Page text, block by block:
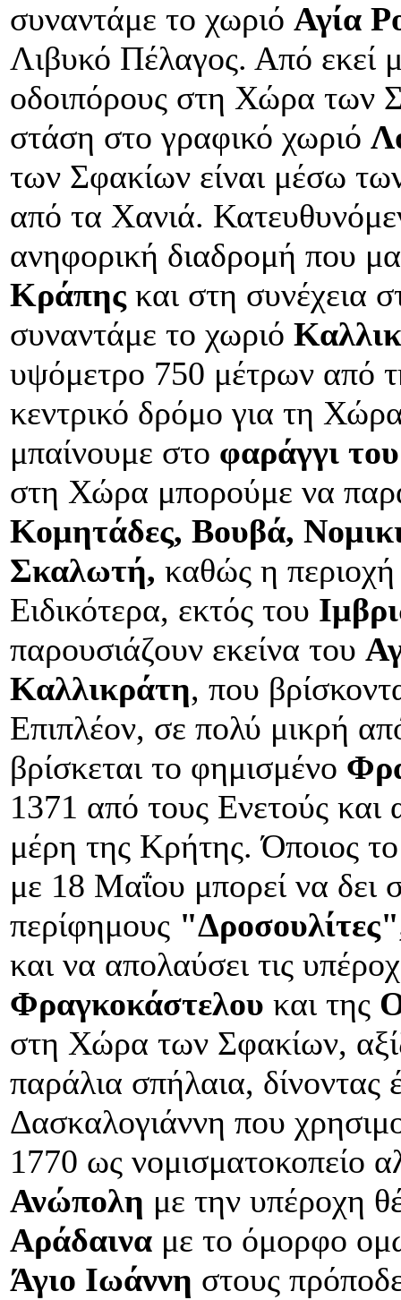
συναντάμε το χωριό Αγία
Λιβυκό Πέλαγος. Από εκεί
οδοιπόρους στη Χώρα των
στάση στο γραφικό χωριό
των Σφακίων είναι μέσω
από τα Χανιά.
ανηφορική διαδρομή που
Κράπηςκαι στη συνέχεια
συναντάμε το χωριό
υψόμετρο 750 μέτρων από
κεντρικό δρόμο για τη
μπαίνουμε στο φαράγγι
στη Χώρα μπορούμε να
Κομητάδες, Βουβά,
Σκαλωτή, καθώς η περιοχή
Ειδικότερα, εκτός του
παρουσιάζουν εκείνα του
Καλλικράτη, που
Επιπλέον, σε πολύ μικρή
βρίσκεται το φημισμένο
1371 από τους Ενετούς και
μέρη της Κρήτης. Όποιος
με 18 Μαΐου μπορεί να δει
περίφημους
και να απολαύσει τις
Φραγκοκάστελου και της
στη Χώρα των Σφακίων,
παράλια σπήλαια,
Δασκαλογιάννη που
1770 ως νομισματοκοπείο
Ανώπολη με την υπέροχη
Αράδαινα με το όμορφο
Άγιο Ιωάννη στους